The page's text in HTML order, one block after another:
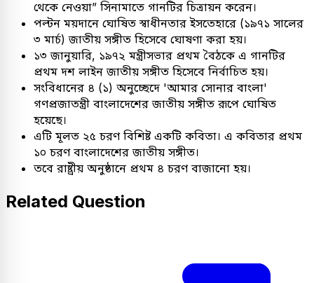
থেকে নেওয়া” সিনামাতে গানটির চিত্রায়ন করেন।
পল্টন ময়দানে ঘোষিত স্বাধীনতার ইসতেহারে (১৯৭১ সালের
৩ মার্চ) জাতীয় সঙ্গীত হিসেবে ঘোষণা করা হয়।
১৩ জানুয়ারি, ১৯৭২ মন্ত্রীসভার প্রথম বৈঠকে এ গানটির
প্রথম দশ লাইন জাতীয় সঙ্গীত হিসেবে নির্বাচিত হয়।
সংবিধানের ৪ (১) অনুচ্ছেদে 'আমার সোনার বাংলা'
গণপ্রজাতন্ত্রী বাংলাদেশের জাতীয় সঙ্গীত রূপে ঘোষিত
হয়েছে।
এটি মূলত ২৫ চরণ বিশিষ্ট একটি কবিতা। এ কবিতার প্রথম
১০ চরণ বাংলাদেশের জাতীয় সঙ্গীত।
তবে রাষ্ট্রীয় অনুষ্ঠানে প্রথম ৪ চরণ বাজানো হয়।
Related Question